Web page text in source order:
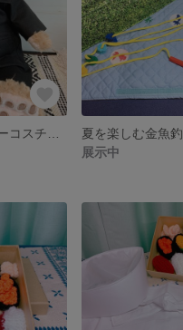
夏を楽しむ金魚
展示中